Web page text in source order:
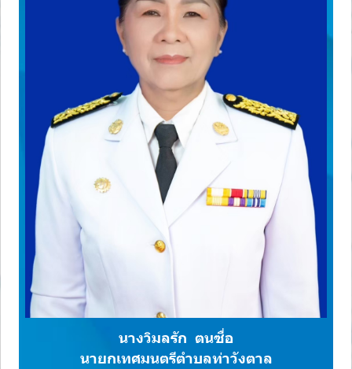
นางวิมลรัก ตนซื่อ
นายกเทศมนตรีตำบลท่าวังตาล